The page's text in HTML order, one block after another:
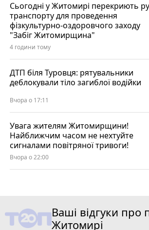
Сьогодні у Житомирі перекриють
транспорту для проведення
фізкультурно-оздоровчого заходу
"Забіг Житомирщина"
4 години тому
ДТП біля Туровця: рятувальники
деблокували тіло загиблої водійки
Вчора о 17:11
Увага жителям Житомирщини!
Найближчим часом не нехтуйте
сигналами повітряної тривоги!
Вчора о 22:00
Ваші відгуки про
Житомирі